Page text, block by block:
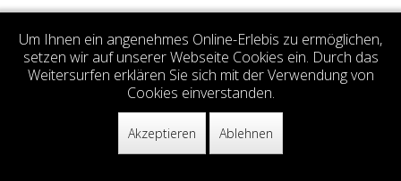
Um Ihnen ein angenehmes Online-Erlebis zu ermöglichen,
setzen wir auf unserer Webseite Cookies ein. Durch das
Weitersurfen erklären Sie sich mit der Verwendung von
Cookies einverstanden.
Akzeptieren Ablehnen